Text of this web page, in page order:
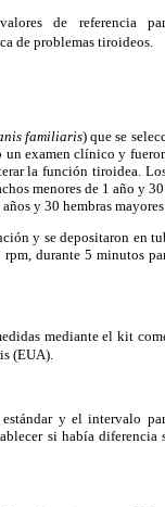
de referencia
de problemas tiroideos.
familiaris) que se
examen clínico y
la función tiroidea.
menores de 1 año y
y 30 hembras
y se depositaron en
durante 5 minutos
mediante el kit
(EUA).
y el intervalo
si había